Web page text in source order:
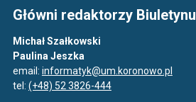
Główni redaktorzy Biuletynu
Michał Szałkowski
Paulina Jeszka
email: informatyk@um.koronowo.pl
tel: (+48) 52 3826-444